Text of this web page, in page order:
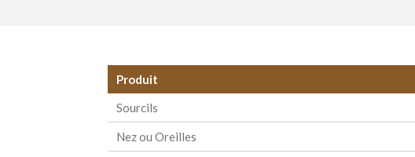
Produit
Sourcils
Nez ou Oreilles